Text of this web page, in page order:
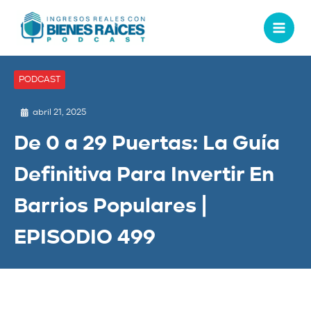
PODCAST
abril 21, 2025
De 0 a 29 Puertas: La Guía
Definitiva Para Invertir En
Barrios Populares |
EPISODIO 499